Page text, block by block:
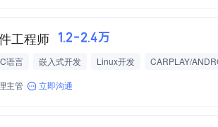
工程师 1.2-2.4万
C语言 嵌入式开发 Linux开发
主管 立即沟通